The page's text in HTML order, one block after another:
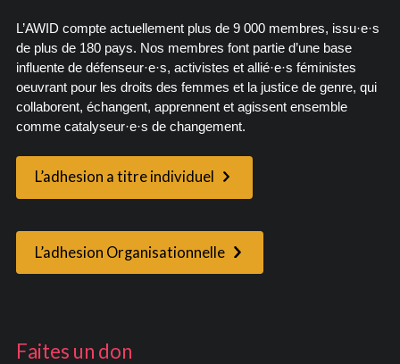
L’AWID compte actuellement plus de 9 000 membres, issu·e·s
de plus de 180 pays. Nos membres font partie d’une base
influente de défenseur·e·s, activistes et allié·e·s féministes
oeuvrant pour les droits des femmes et la justice de genre, qui
collaborent, échangent, apprennent et agissent ensemble
comme catalyseur·e·s de changement.
L’adhesion a titre individuel
L’adhesion Organisationnelle
Faites un don